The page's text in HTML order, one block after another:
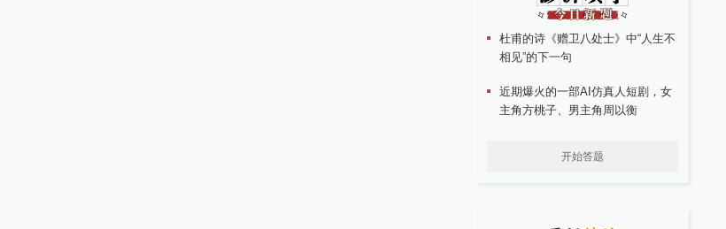
杜甫的诗《赠卫八处士》中“人生不
相见”的下一句
近期爆火的一部AI仿真人短剧，女
主角方桃子、男主角周以衡
开始答题